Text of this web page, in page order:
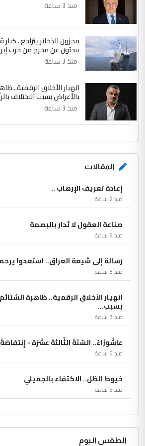
منذ 3 ساعة
مخزون الذخائر يتراجع..
يبحثون عن مخرج من حرب
منذ 3 ساعة
انهيار الأخلاق الرقمية..
بالأعراض بسبب الاختلاف
منذ 3 ساعة
المقالات
إعادة تعريف الإرهاب ..
منذ 2 ساعة
صناعة العقول لا تُدار بالبصمة
منذ 2 ساعة
رسالة إلى شيعة العراق.. استعدوا
منذ 3 ساعة
انهيار الأخلاق الرقمية.. ظاهرة
بسبب...
منذ 3 ساعة
عاشُورْاءُ.. السّنَةُ الثّالثةَ عشَرَة -
منذ 5 ساعة
خيوط الظل.. الاكتفاء بالجميلي
منذ 5 ساعة
الطقس اليوم